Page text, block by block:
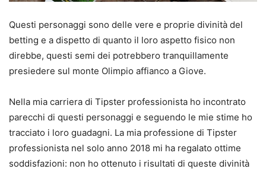
Questi personaggi sono delle vere e proprie divinità del
betting e a dispetto di quanto il loro aspetto fisico non
direbbe, questi semi dei potrebbero tranquillamente
presiedere sul monte Olimpio affianco a Giove.
Nella mia carriera di Tipster professionista ho incontrato
parecchi di questi personaggi e seguendo le mie stime ho
tracciato i loro guadagni. La mia professione di Tipster
professionista nel solo anno 2018 mi ha regalato ottime
soddisfazioni: non ho ottenuto i risultati di queste divinità